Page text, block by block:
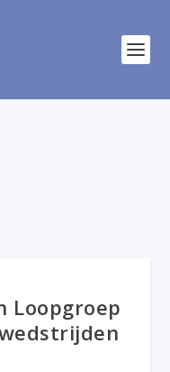
Loopgroep